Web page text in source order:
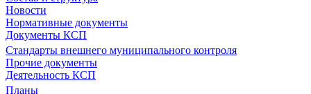
Новости
Нормативные документы
Документы КСП
Стандарты внешнего муниципального контроля
Прочие документы
Деятельность КСП
Планы